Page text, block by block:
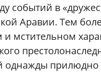
событий в
Аравии. Тем
и мстительном
однажды прилюдно